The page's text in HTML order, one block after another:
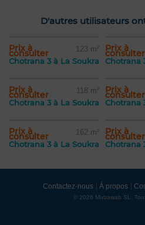
D'autres utilisateurs
Prix à
consulter 123 m²
Chotrana 3 à La Soukra
Prix à
consulter
Chotrana
Prix à
consulter 118 m²
Chotrana 3 à La Soukra
Prix à
consulter
Chotrana
Prix à
consulter 162 m²
Chotrana 3 à La Soukra
Prix à
consulter
Chotrana
Contactez-nous À propos
© 2026 Mubawab SL.